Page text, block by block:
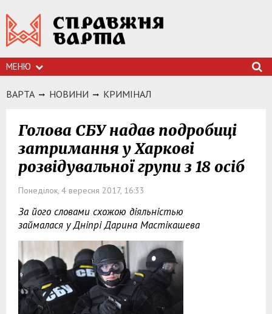
МЕНЮ
ВАРТА НОВИНИ КРИМIНАЛ
Голова СБУ надав подробиці
затримання у Харкові
розвідувальної групи з 18 осіб
Понеділок, 4 вересня 2017, 16:33
За його словами схожою діяльністью
займалася у Дніпрі Дарина Мастікашева